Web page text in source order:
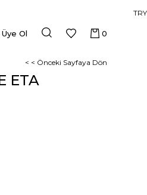
TRY
0
Üye Ol
< < Önceki Sayfaya Dön
ETA